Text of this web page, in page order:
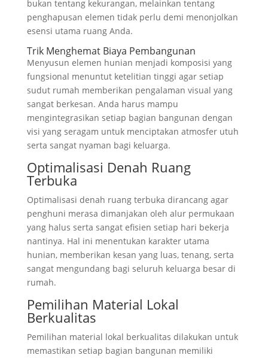
bukan tentang kekurangan, melainkan tentang
penghapusan elemen tidak perlu demi menonjolkan
esensi utama ruang Anda.
Trik Menghemat Biaya Pembangunan
Menyusun elemen hunian menjadi komposisi yang
fungsional menuntut ketelitian tinggi agar setiap
sudut rumah memberikan pengalaman visual yang
sangat berkesan. Anda harus mampu
mengintegrasikan setiap bagian bangunan dengan
visi yang seragam untuk menciptakan atmosfer utuh
serta sangat nyaman bagi keluarga.
Optimalisasi Denah Ruang
Terbuka
Optimalisasi denah ruang terbuka dirancang agar
penghuni merasa dimanjakan oleh alur permukaan
yang halus serta sangat efisien setiap hari bekerja
nantinya. Hal ini menentukan karakter utama
hunian, memberikan kesan yang luas, tenang, serta
sangat mengundang bagi seluruh keluarga besar di
rumah.
Pemilihan Material Lokal
Berkualitas
Pemilihan material lokal berkualitas dilakukan untuk
memastikan setiap bagian bangunan memiliki